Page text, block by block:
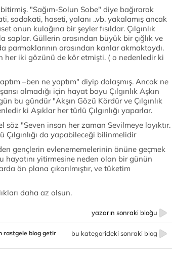
"Sağım-Solun Sobe" diye bağırarak
sadakati, haseti, yalanı ..vb. yakalamış ancak
onun kulağına bir şeyler fısıldar. Çılgınlık
saplar. Güllerin arasından büyük bir çığlık ve
parmaklarının arasından kanlar akmaktaydı.
her iki gözünü de kör etmişti. ( o nedenledir ki
–ben ne yaptım" diyip dolaşmış. Ancak ne
olmadığı için hayat boyu Çılgınlık Aşkın
bu gündür "Akşın Gözü Kördür ve Çılgınlık
ki Aşıklar her türlü Çılgınlığı yaparlar.
"Seven insan her zaman Sevilmeye layıktır.
da yapabileceği bilinmelidir
gençlerin evlenememelerinin önüne geçmek
hayatını yitirmesine neden olan bir günün
ön plana çıkarılmıştır, ve tüketim
daha az olsun.
yazarın sonraki bloğu
bu kategorideki sonraki blog
rastgele blog getir